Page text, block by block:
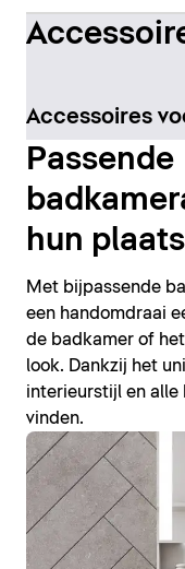
Accessoires
Passende
hun plaats
Met bijpassende
een handomdraai
de badkamer of
look. Dankzij het
interieurstijl en
vinden.